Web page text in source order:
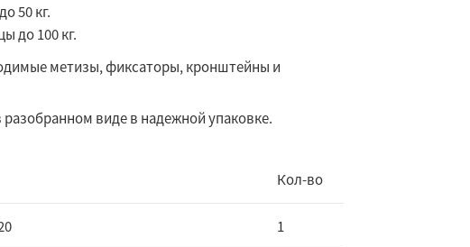
50 кг.
до 100 кг.
метизы, фиксаторы, кронштейны и
виде в надежной упаковке.
Кол-во
1